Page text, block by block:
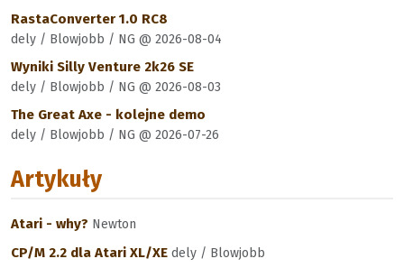
RastaConverter 1.0 RC8
dely / Blowjobb / NG @ 2026-08-04
Wyniki Silly Venture 2k26 SE
dely / Blowjobb / NG @ 2026-08-03
The Great Axe - kolejne demo
dely / Blowjobb / NG @ 2026-07-26
Artykuły
Atari - why? Newton
CP/M 2.2 dla Atari XL/XE dely / Blowjobb